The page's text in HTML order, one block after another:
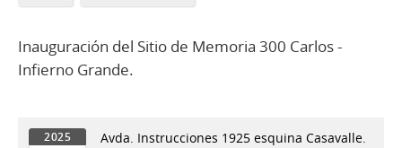
Inauguración del Sitio de Memoria 300 Carlos -
Infierno Grande.
2025 Avda. Instrucciones 1925 esquina Casavalle.